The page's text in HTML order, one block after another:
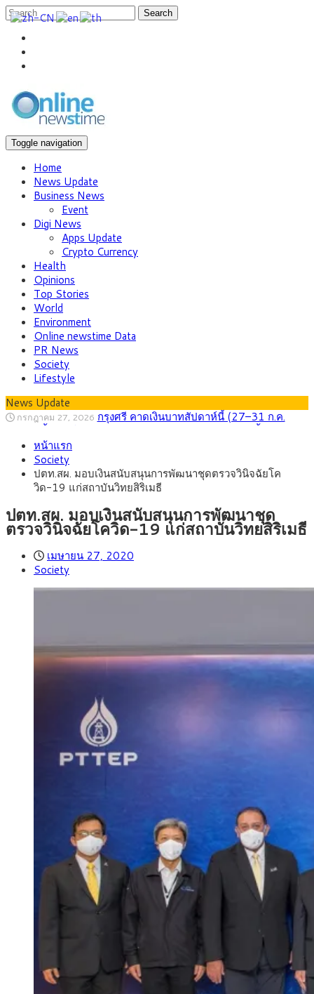
Search
Toggle navigation
Home
News Update
Business News
Event
Digi News
Apps Update
Crypto Currency
Health
Opinions
Top Stories
World
Environment
Online newstime Data
PR News
Society
Lifestyle
News Update
กรกฎาคม 27, 2026 กรุงศรี คาดเงินบาทสัปดาห์นี้ (27–31 ก.ค.
หน้ารถไฟฟ้าสงขลา โมโนเรล 12.54 กม. เชื่อมเมืองหาดใหญ่
สิงหาคม 4, 2026
รายหัวเพียง 2,618 บาท เสนอทบทวนจัดสรรงบให้สอดคล้องภาระ
งานจริง
สิงหาคม 3, 2026
33.00-33.60 ติดตามข้อมูลจ้างงานสหรัฐฯ
สิงหาคม 1, 2026 “เอกนิติ” เปิดเครื่องยนต์เศรษฐกิจใหม่ของไทย
เดินหน้า 5 ยุทธศาสตร์ รื้อโครงสร้างเศรษฐกิจ ดันไทยโตเต็ม
ศักยภาพ
กรกฎาคม 27, 2026 ภัยเงียบใกล้ตัวเด็ก LSD “แสตมป์เมา” ยาเสพ
ติดลายการ์ตูน กรมศุลกากร เตือนผู้ปกครองเฝ้าระวัง หลังยึดล็อต
ใหญ่จากเยอรมนี
หน้าแรก
Society
ปตท.สผ. มอบเงินสนับสนุนการพัฒนาชุดตรวจวินิจฉัยโค
วิด-19 แก่สถาบันวิทยสิริเมธี
ปตท.สผ. มอบเงินสนับสนุนการพัฒนาชุด
ตรวจวินิจฉัยโควิด-19 แก่สถาบันวิทยสิริเมธี
เมษายน 27, 2020
Society